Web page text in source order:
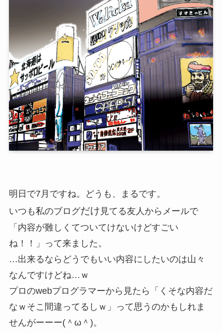
明日で7月ですね。どうも、まるです。
いつも私のブログだけ 見てる友人からメールで
「内容が難しくてついてけないけどすごい
ね！！」って来ました。
…出来るならどうでもいい内容にしたいのは山々
なんですけどね…ｗ
プロのwebプログラマーから見たら「くそな内容だ
なｗそこ間違ってるしｗ」って思うのかもしれま
せんがーーー(＾ω＾)。